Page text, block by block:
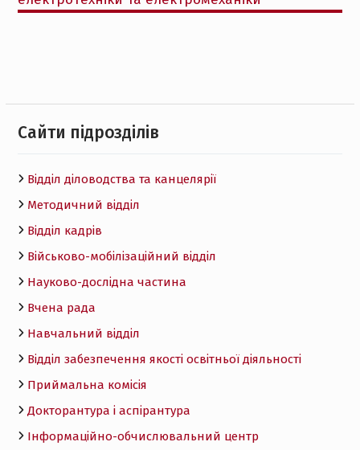
Cайти підрозділів
Відділ діловодства та канцелярії
Методичний відділ
Відділ кадрів
Військово-мобілізаційний відділ
Науково-дослідна частина
Вчена рада
Навчальний відділ
Відділ забезпечення якості освітньої діяльності
Приймальна комісія
Докторантура і аспірантура
Інформаційно-обчислювальний центр